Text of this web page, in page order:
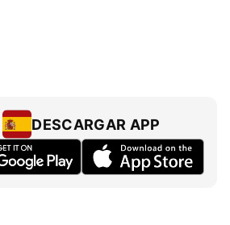
DESCARGAR APP